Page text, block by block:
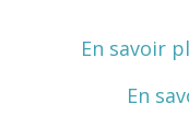
En savoir
En